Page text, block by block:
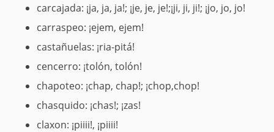
carcajada: ¡ja, ja, ja!; ¡je, je, je!;¡ji, ji, ji!; ¡jo, jo, jo!
carraspeo: ¡ejem, ejem!
castañuelas: ¡ria-pitá!
cencerro: ¡tolón, tolón!
chapoteo: ¡chap, chap!; ¡chop,chop!
chasquido: ¡chas!; ¡zas!
claxon: ¡piiii!, ¡piiii!